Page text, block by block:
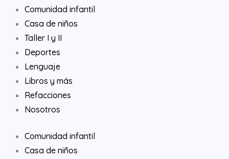
Comunidad infantil
Casa de niños
Taller I y II
Deportes
Lenguaje
Libros y más
Refacciones
Nosotros
Comunidad infantil
Casa de niños